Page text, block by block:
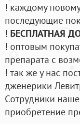
! каждому
последующие
! БЕСПЛАТНАЯ
! оптовым
препарата с
! так же у нас
дженерики
Cотрудники
приобретение